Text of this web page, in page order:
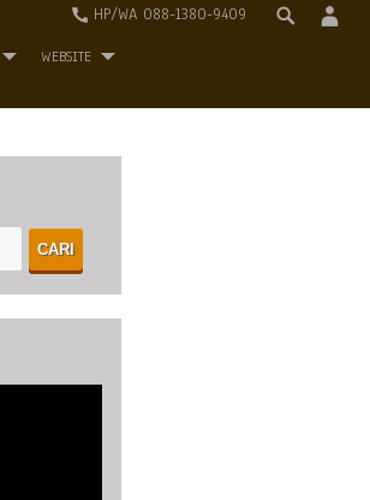
HP/WA 088-1380-9409
WEBSITE